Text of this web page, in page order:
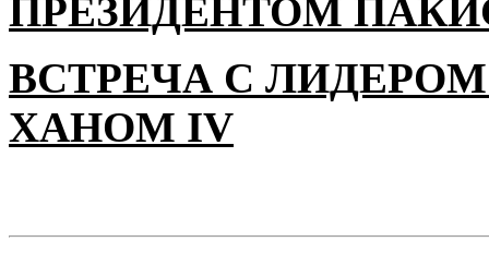
ПРЕЗИДЕНТОМ
ВСТРЕЧА С
ХАНОМ IV